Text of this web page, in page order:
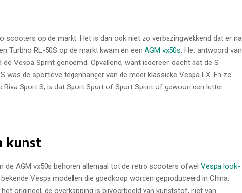
scooters op de markt. Het is dan ook niet zo verbazingwekkend dat er na
Turbho RL-50S op de markt kwam en een AGM vx50s. Het antwoord van
Vespa Sprint genoemd. Opvallend, want iedereen dacht dat de S
was de sportieve tegenhanger van de meer klassieke Vespa LX. En zo
Sport S, is dat Sport Sport of Sport Sprint of gewoon een letter
kunst
de AGM vx50s behoren allemaal tot de retro scooters ofwel Vespa look-
Vespa modellen die goedkoop worden geproduceerd in China.
origineel, de overkapping is bijvoorbeeld van kunststof, niet van